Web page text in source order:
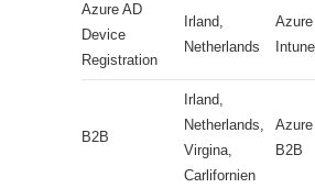
Azure AD
Device
Registration
Irland,
Netherlands
Azure
Intune
B2B
Irland,
Netherlands,
Virgina,
Carlifornien
B2B